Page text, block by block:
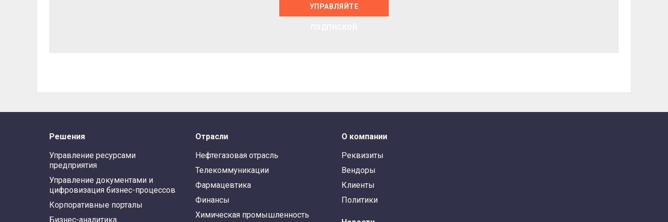
УПРАВЛЯЙТЕ
Решения
Управление ресурсами
предприятия
Управление документами и
цифровизация бизнес-процессов
Корпоративные порталы
Бизнес-аналитика
Отрасли
Нефтегазовая отрасль
Телекоммуникации
Фармацевтика
Финансы
Химическая промышленность
О компании
Реквизиты
Вендоры
Клиенты
Политики